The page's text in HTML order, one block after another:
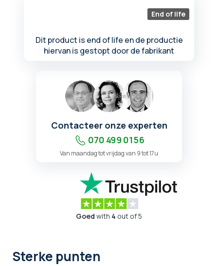
End of life
Dit product is end of life en de productie
hiervan is gestopt door de fabrikant
Contacteer onze experten
070 499 01 56
Van maandag tot vrijdag van 9 tot 17u
Goed with 4 out of 5
Sterke punten